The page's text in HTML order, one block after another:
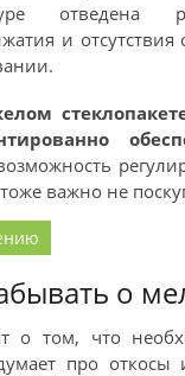
отведена
и отсутствия
важно не
о
о том, что
про